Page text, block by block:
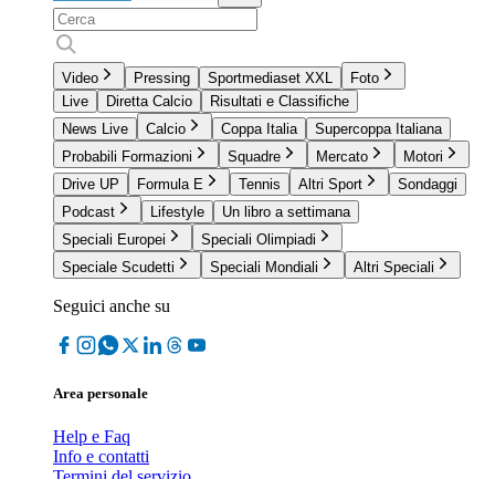
Video Pressing Sportmediaset XXL
Foto
Live
Diretta Calcio
Risultati e Classifiche
News Live
Calcio Coppa Italia
Supercoppa Italiana
Probabili Formazioni
Squadre Mercato
Motori
Drive UP
Formula E Tennis Altri Sport
Sondaggi
Podcast
Lifestyle
Un libro a settimana
Speciali Europei
Speciali Olimpiadi
Speciale Scudetti
Speciali Mondiali Altri Speciali
Seguici anche su
Area personale
Help e Faq
Info e contatti